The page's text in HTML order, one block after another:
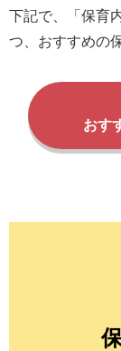
下記で、「保育
つ、おすすめの
おす